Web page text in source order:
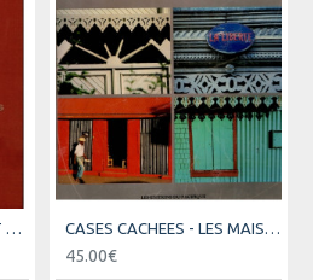
LA REUNION DU BATTANT DES LAMES AU SOMMET DES MONTAGNES - VERSION 1975 CASES CACHEES - LES MAISONS DE LA REUNION - VAISSE - HENNEQUET - BARAT - 1987
45.00€